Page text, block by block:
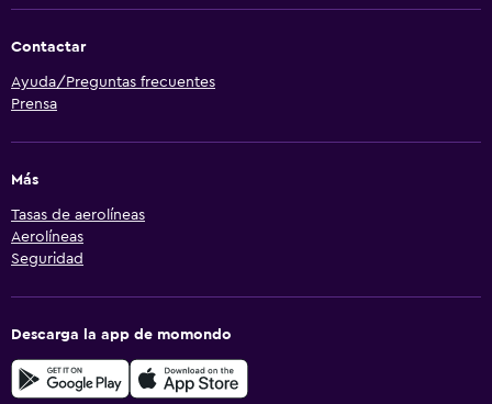
Contactar
Ayuda/Preguntas frecuentes
Prensa
Más
Tasas de aerolíneas
Aerolíneas
Seguridad
Descarga la app de momondo